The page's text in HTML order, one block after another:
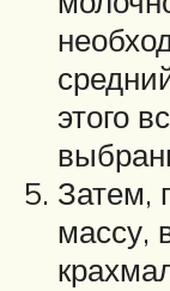
этого
Затем,
массу,